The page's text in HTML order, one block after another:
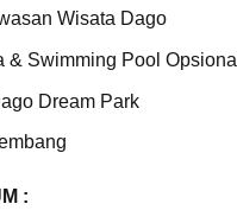
Wisata Dago
& Swimming Pool Opsional
Dream Park
: